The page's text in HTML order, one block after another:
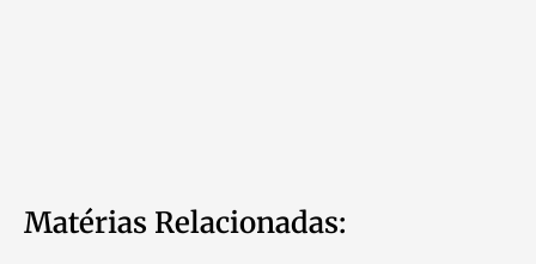
Matérias Relacionadas: